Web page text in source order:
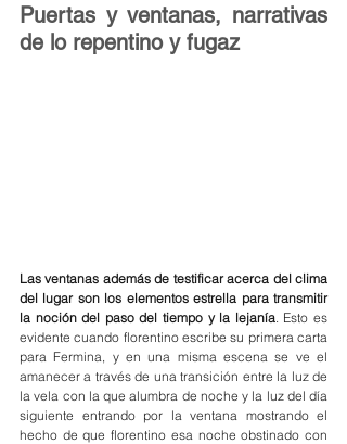
Puertas y ventanas, narrativas
de lo repentino y fugaz
Las ventanas además de testificar acerca del clima
del lugar son los elementos estrella para transmitir
la noción del paso del tiempo y la lejanía. Esto es
evidente cuando florentino escribe su primera carta
para Fermina, y en una misma escena se ve el
amanecer a través de una transición entre la luz de
la vela con la que alumbra de noche y la luz del día
siguiente entrando por la ventana mostrando el
hecho de que florentino esa noche obstinado con